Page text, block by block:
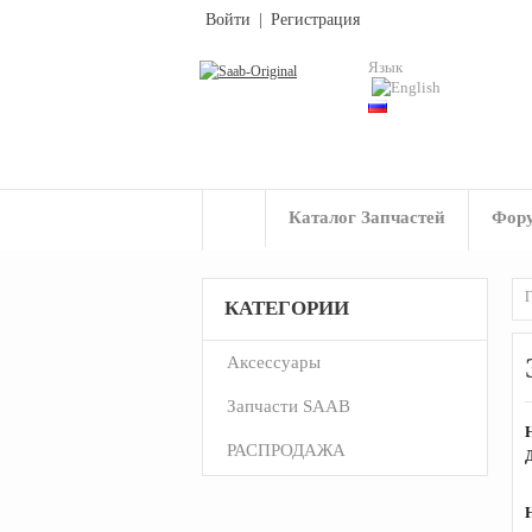
Войти Регистрация
Язык
Каталог Запчастей
КАТЕГОРИИ
Аксессуары
Запчасти SAAB
РАСПРОДАЖА